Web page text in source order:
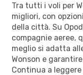
Tra tutti i voli per
migliori, con
della città. Su
compagnie aeree,
meglio si adatta
Wonson e
Continua a